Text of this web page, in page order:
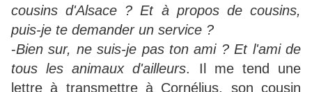
cousins d'Alsace ? Et à propos de cousins,
puis-je te demander un service ?
-Bien sur, ne suis-je pas ton ami ? Et l'ami de
tous les animaux d'ailleurs. Il me tend une
lettre à transmettre à Cornélius, son cousin